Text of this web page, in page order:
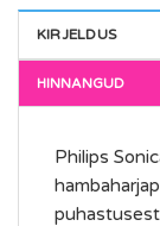
KIRJELDUS
Philips